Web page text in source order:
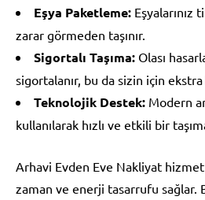
Eşya Paketleme:
zarar görmeden taşınır.
Sigortalı Taşıma: Olası
sigortalanır, bu da sizin için
Teknolojik Destek: Modern
kullanılarak hızlı ve etkili bir
Arhavi Evden Eve Nakliyat
zaman ve enerji tasarrufu sağlar.